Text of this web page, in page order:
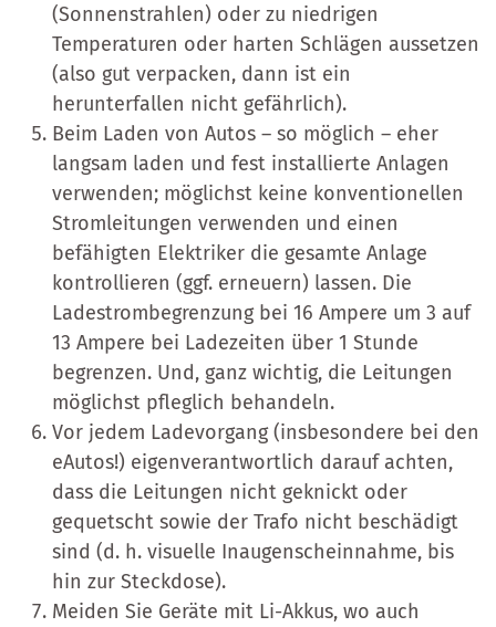
(Sonnenstrahlen) oder zu niedrigen
Temperaturen oder harten Schlägen aussetzen
(also gut verpacken, dann ist ein
herunterfallen nicht gefährlich).
Beim Laden von Autos – so möglich – eher
langsam laden und fest installierte Anlagen
verwenden; möglichst keine konventionellen
Stromleitungen verwenden und einen
befähigten Elektriker die gesamte Anlage
kontrollieren (ggf. erneuern) lassen. Die
Ladestrombegrenzung bei 16 Ampere um 3 auf
13 Ampere bei Ladezeiten über 1 Stunde
begrenzen. Und, ganz wichtig, die Leitungen
möglichst pfleglich behandeln.
Vor jedem Ladevorgang (insbesondere bei den
eAutos!) eigenverantwortlich darauf achten,
dass die Leitungen nicht geknickt oder
gequetscht sowie der Trafo nicht beschädigt
sind (d. h. visuelle Inaugenscheinnahme, bis
hin zur Steckdose).
Meiden Sie Geräte mit Li-Akkus, wo auch